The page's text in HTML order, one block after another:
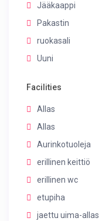
Jääkaappi
Pakastin
ruokasali
Uuni
Facilities
Allas
Allas
Aurinkotuoleja
erillinen keittiö
erillinen wc
etupiha
jaettu uima-allas